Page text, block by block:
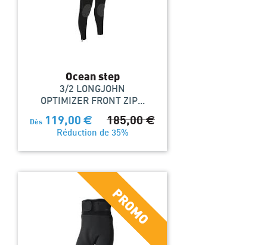
Ocean step
3/2 LONGJOHN
OPTIMIZER FRONT ZIP...
Dès 119,00 € 185,00€
Réduction de 35%